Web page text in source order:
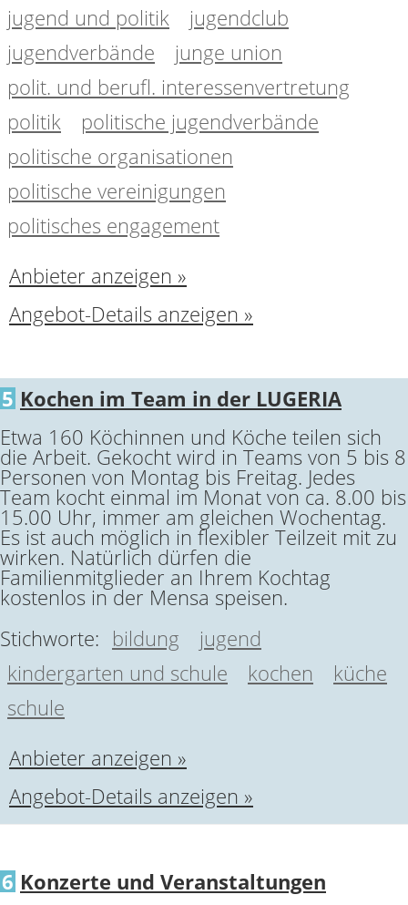
jugend und politik
jugendclub
jugendverbände
junge union
polit. und berufl. interessenvertretung
politik
politische jugendverbände
politische organisationen
politische vereinigungen
politisches engagement
Anbieter anzeigen »
Angebot-Details anzeigen »
5 Kochen im Team in der LUGERIA
Etwa 160 Köchinnen und Köche teilen sich
die Arbeit. Gekocht wird in Teams von 5 bis 8
Personen von Montag bis Freitag. Jedes
Team kocht einmal im Monat von ca. 8.00 bis
15.00 Uhr, immer am gleichen Wochentag.
Es ist auch möglich in flexibler Teilzeit mit zu
wirken. Natürlich dürfen die
Familienmitglieder an Ihrem Kochtag
kostenlos in der Mensa speisen.
Stichworte: bildung
jugend
kindergarten und schule
kochen
küche
schule
Anbieter anzeigen »
Angebot-Details anzeigen »
6 Konzerte und Veranstaltungen